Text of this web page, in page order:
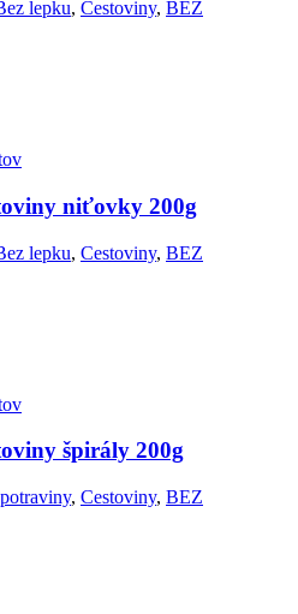
lepku, Cestoviny, BEZ
niťovky 200g
lepku, Cestoviny, BEZ
špirály 200g
, Cestoviny, BEZ